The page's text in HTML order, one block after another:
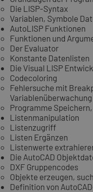
Die LISP-Syntax
Variablen, Symbole
AutoLISP Funktionen
Funktionen und
Der Evaluator
Konstante Datenlisten
Die Visual LISP
Codecoloring
Fehlersuche mit
Variablenüberwachung
Programme
Listenmanipulation
Listenzugriff
Listen Ergänzen
Listenwerte
Die AutoCAD
DXF Gruppencodes
Objekte erzeugen,
Definition von